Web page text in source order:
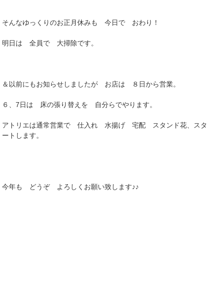
そんなゆっくりのお正月休みも 今日で おわり！
明日は 全員で 大掃除です。
＆以前にもお知らせしましたが お店は ８日から営業。
６、7日は 床の張り替えを 自分らでやります。
アトリエは通常営業で 仕入れ 水揚げ 宅配 スタンド花、スタ
ートします。
今年も どうぞ よろしくお願い致します♪♪